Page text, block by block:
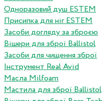
Одноразовий душ ESTEM
Присипка для ніг ESTEM
Засоби догляду за зброєю
Вішери для зброї Ballistol
Засоби для чищення зброї
Інструмент Real Avid
Масла Milfoam
Мастила для зброї Ballistol